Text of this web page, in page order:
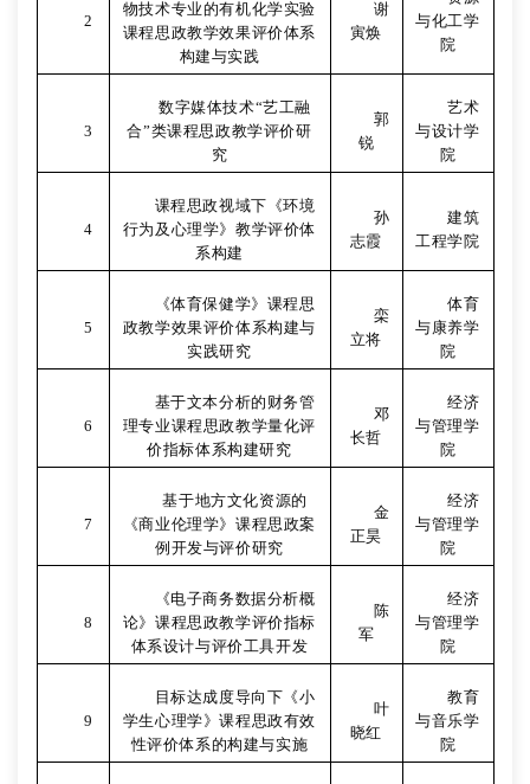
2
物技术专业的有机化学实验
课程思政教学效果评价体系
构建与实践
谢
寅焕
与化工学
院
3
数字媒体技术“艺工融
合”类课程思政教学评价研
究
郭
锐
艺术
与设计学
院
4
课程思政视域下《环境
行为及心理学》教学评价体
系构建
孙
志霞
建筑
工程学院
5
《体育保健学》课程思
政教学效果评价体系构建与
实践研究
栾
立将
体育
与康养学
院
6
基于文本分析的财务管
理专业课程思政教学量化评
价指标体系构建研究
邓
长哲
经济
与管理学
院
7
基于地方文化资源的
《商业伦理学》课程思政案
例开发与评价研究
金
正昊
经济
与管理学
院
8
《电子商务数据分析概
论》课程思政教学评价指标
体系设计与评价工具开发
陈
军
经济
与管理学
院
9
目标达成度导向下《小
学生心理学》课程思政有效
性评价体系的构建与实施
叶
晓红
教育
与音乐学
院